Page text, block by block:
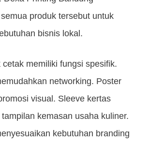
produk tersebut untuk
bisnis lokal.
cetak memiliki fungsi spesifik.
networking. Poster
visual. Sleeve kertas
kemasan usaha kuliner.
kebutuhan branding